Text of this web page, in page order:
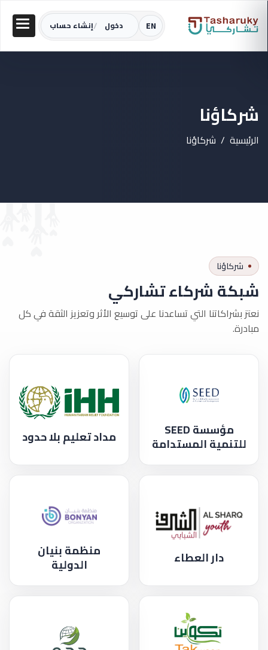
EN دخول /إنشاء حساب
شركاؤنا
الرئيسية شركاؤنا
شركاؤنا
شبكة شركاء تشاركي
نعتز بشراكاتنا التي تساعدنا على توسيع الأثر وتعزيز الثقة في كل
مبادرة.
مؤسسة SEED
للتنمية المستدامة مداد تعليم بلا حدود
دار العطاء منظمة بنيان
الدولية